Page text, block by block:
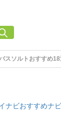
スソルトおすすめ
イナビおすすめナ